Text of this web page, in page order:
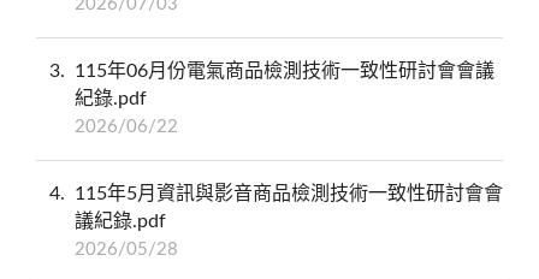
2026/07/03
3
115年06月份電氣商品檢測技術一致性研討會會議
紀錄.pdf
2026/06/22
4
115年5月資訊與影音商品檢測技術一致性研討會會
議紀錄.pdf
2026/05/28